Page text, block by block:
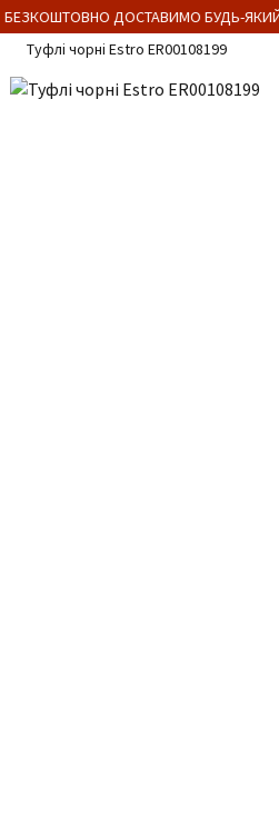
ДОСТАВИМО БУДЬ-ЯКИЙ
Туфлі чорні Estro ER00108199